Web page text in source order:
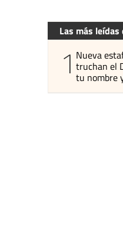
Las más leídas
1 Nueva
truchan el
tu nombre